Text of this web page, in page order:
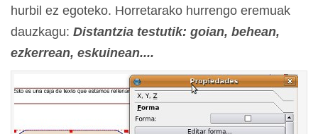
hurbil ez egoteko. Horretarako hurrengo eremuak
dauzkagu: Distantzia testutik: goian, behean,
ezkerrean, eskuinean....